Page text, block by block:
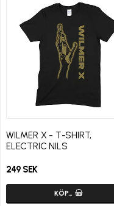
WILMER X - T-SHIRT,
ELECTRIC NILS
249 SEK
KÖP…